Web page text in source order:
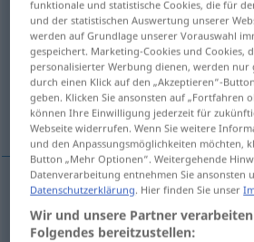
desenxabido [dɨzẽʃaˈbidu]
Übersicht aller Übersetzungen
(Für mehr Details die Übersetzung
abgeschmackt, fad
abgeschmackt, fad desenxabido
funktionale und statistische Cookies, die für
und der statistischen Auswertung unserer
werden auf Grundlage unserer Vorauswahl
gespeichert. Marketing-Cookies und Cookies,
personalisierter Werbung dienen, werden nur
durch einen Klick auf den „Akzeptieren“-
geben. Klicken Sie ansonsten auf „Fortfahren
können Ihre Einwilligung jederzeit für
Webseite widerrufen. Wenn Sie weitere
und den Anpassungsmöglichkeiten möchten,
Button „Mehr Optionen“. Weitergehende
Datenverarbeitung entnehmen Sie ansonsten
Datenschutzerklärung. Hier finden Sie unser
Wir und unsere Partner
Folgendes bereitzustellen: